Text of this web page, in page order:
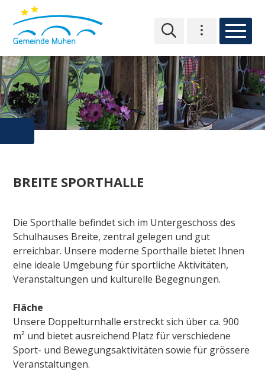
NAVIGIEREN IN MUHEN
Schnellnavigation
Hauptnavigation
BREITE SPORTHALLE
Die Sporthalle befindet sich im Untergeschoss des
Schulhauses Breite, zentral gelegen und gut
erreichbar. Unsere moderne Sporthalle bietet Ihnen
eine ideale Umgebung für sportliche Aktivitäten,
Veranstaltungen und kulturelle Begegnungen.
Fläche
Unsere Doppelturnhalle erstreckt sich über ca. 900
m² und bietet ausreichend Platz für verschiedene
Sport- und Bewegungsaktivitäten sowie für grössere
Veranstaltungen.